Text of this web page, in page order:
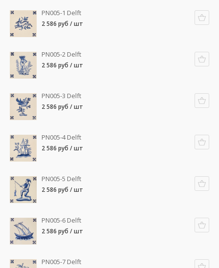
PN005-1 Delft
2 586 руб / шт
PN005-2 Delft
2 586 руб / шт
PN005-3 Delft
2 586 руб / шт
PN005-4 Delft
2 586 руб / шт
PN005-5 Delft
2 586 руб / шт
PN005-6 Delft
2 586 руб / шт
PN005-7 Delft